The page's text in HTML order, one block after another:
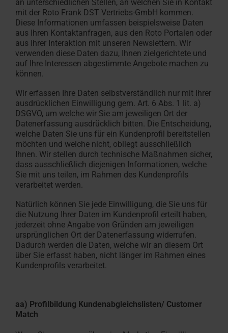
an unterschiedlichen Stellen, an welchen Sie in Kontakt
mit der Roto Frank DST Vertriebs-GmbH kommen.
Diese Informationen umfassen beispielsweise Daten
aus Ihren Kontaktanfragen, aus den Roto Portalen oder
aus Ihrer Interaktion mit unseren Newslettern. Wir
verwenden diese Daten dazu, Ihnen zielgerichtete und
auf Ihre Interessen abgestimmte Angebote machen zu
können.
Wir erfassen Ihre Daten selbstverständlich nur mit Ihrer
ausdrücklichen Einwilligung gem. Art. 6 Abs. 1 lit. a)
DSGVO, um welche wir Sie am jeweiligen Ort der
Datenerfassung ausdrücklich bitten. Die Entscheidung,
welche Daten Sie uns für ein Kundenprofil bereitstellen
möchten und welche nicht, obliegt ausschließlich
Ihnen. Wir stellen durch technische Maßnahmen sicher,
dass ausschließlich diejenigen Informationen, welche
Sie mit uns teilen, im Rahmen des Kundenprofils
verarbeitet werden.
Natürlich können Sie jede Einwilligung, die Sie uns für
die Nutzung Ihrer Daten im Kundenprofil erteilt haben,
jederzeit ohne Angabe von Gründen am jeweiligen
ursprünglichen Ort der Datenerfassung widerrufen.
Dadurch werden die Daten, welche wir an diesem Ort
über Sie erfasst haben, nicht länger im Rahmen eines
Kundenprofils verarbeitet.
aa) Profilbildung Kundenabgleichslisten/ Customer
Match